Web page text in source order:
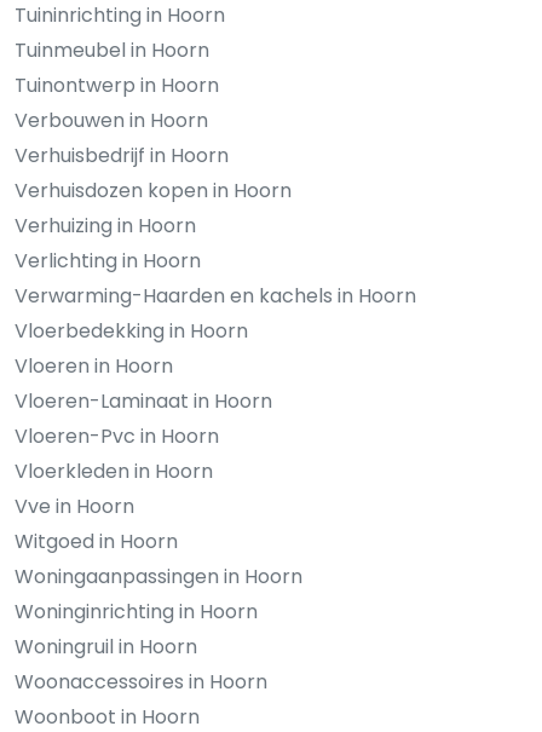
Tuininrichting in Hoorn
Tuinmeubel in Hoorn
Tuinontwerp in Hoorn
Verbouwen in Hoorn
Verhuisbedrijf in Hoorn
Verhuisdozen kopen in Hoorn
Verhuizing in Hoorn
Verlichting in Hoorn
Verwarming-Haarden en kachels in Hoorn
Vloerbedekking in Hoorn
Vloeren in Hoorn
Vloeren-Laminaat in Hoorn
Vloeren-Pvc in Hoorn
Vloerkleden in Hoorn
Vve in Hoorn
Witgoed in Hoorn
Woningaanpassingen in Hoorn
Woninginrichting in Hoorn
Woningruil in Hoorn
Woonaccessoires in Hoorn
Woonboot in Hoorn